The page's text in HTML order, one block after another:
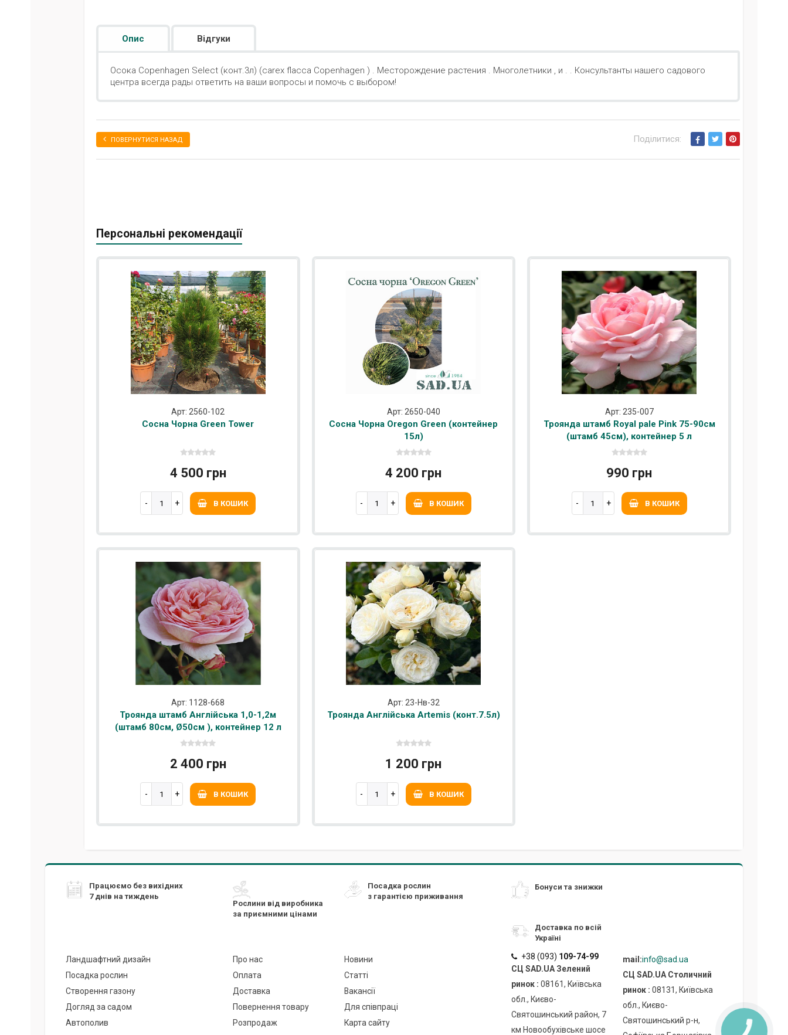
Опис Відгуки
Осока Copenhagen Select (конт.3л) (carex flacca Copenhagen ) . Месторождение растения . Многолетники , и . . Консультанты нашего садового
центра всегда рады ответить на ваши вопросы и помочь с выбором!
ПОВЕРНУТИСЯ НАЗАД Поділитися:
Персональні рекомендації
Арт: 2560-102
Сосна Чорна Green Tower
4 500 грн
В КОШИК
Арт: 2650-040
Сосна Чорна Oregon Green (контейнер
15л)
4 200 грн
В КОШИК
Арт: 235-007
Троянда штамб Royal pale Pink 75-90см
(штамб 45см), контейнер 5 л
990 грн
В КОШИК
Арт: 1128-668
Троянда штамб Англійська 1,0-1,2м
(штамб 80см, Ø50см ), контейнер 12 л
2 400 грн
В КОШИК
Арт: 23-Нв-32
Троянда Англійська Artemis (конт.7.5л)
1 200 грн
В КОШИК
Працюємо без вихідних
7 днів на тиждень
Рослини від виробника
за приємними цінами
Посадка рослин
з гарантією приживання
Бонуси та знижки
Доставка по всій
Україні
Ландшафтний дизайн
Посадка рослин
Створення газону
Догляд за садом
Автополив
Про нас
Оплата
Доставка
Повернення товару
Розпродаж
Новини
Статті
Вакансії
Для співпраці
Карта сайту
+38 (093) 109-74-99
СЦ SAD.UA Зелений
ринок : 08161, Київська
обл., Києво-
Святошинський район, 7
км Новообухівське шосе
mail:info@sad.ua
СЦ SAD.UA Cтоличний
ринок : 08131, Київська
обл., Києво-
Святошинський р-н,